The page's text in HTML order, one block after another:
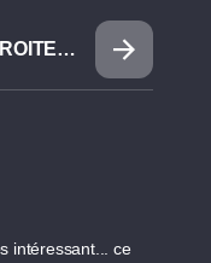
intéressant... ce